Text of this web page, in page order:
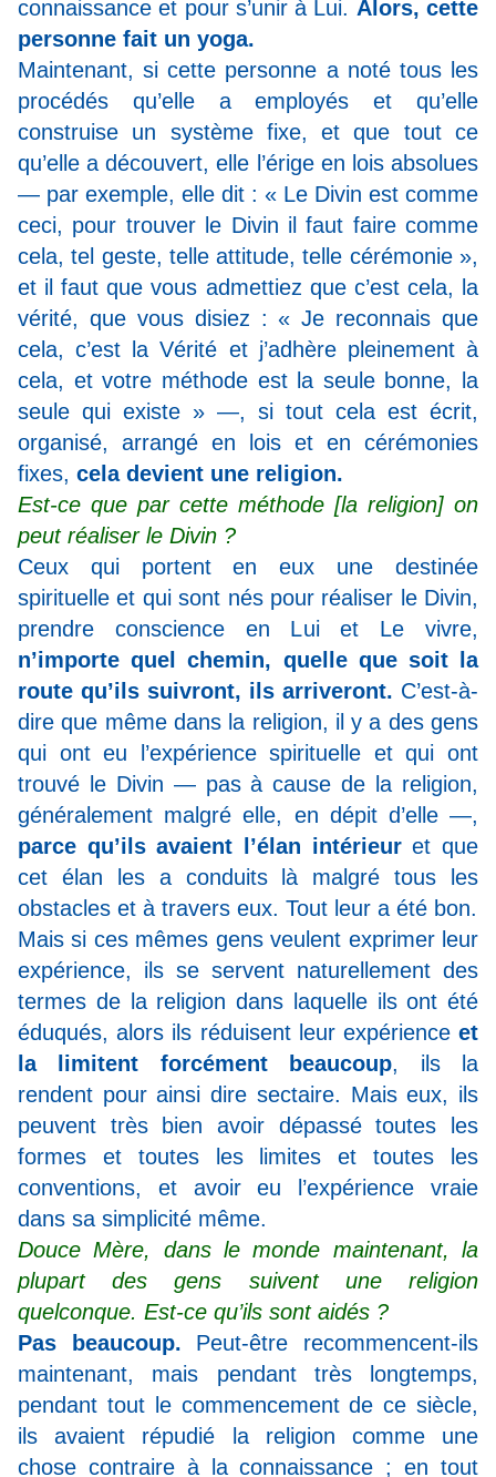
connaissance et pour s’unir à Lui. Alors, cette
personne fait un yoga.
Maintenant, si cette personne a noté tous les
procédés qu’elle a employés et qu’elle
construise un système fixe, et que tout ce
qu’elle a découvert, elle l’érige en lois absolues
— par exemple, elle dit : « Le Divin est comme
ceci, pour trouver le Divin il faut faire comme
cela, tel geste, telle attitude, telle cérémonie »,
et il faut que vous admettiez que c’est cela, la
vérité, que vous disiez : « Je reconnais que
cela, c’est la Vérité et j’adhère pleinement à
cela, et votre méthode est la seule bonne, la
seule qui existe » —, si tout cela est écrit,
organisé, arrangé en lois et en cérémonies
fixes, cela devient une religion.
Est-ce que par cette méthode [la religion] on
peut réaliser le Divin ?
Ceux qui portent en eux une destinée
spirituelle et qui sont nés pour réaliser le Divin,
prendre conscience en Lui et Le vivre,
n’importe quel chemin, quelle que soit la
route qu’ils suivront, ils arriveront. C’est-à-
dire que même dans la religion, il y a des gens
qui ont eu l’expérience spirituelle et qui ont
trouvé le Divin — pas à cause de la religion,
généralement malgré elle, en dépit d’elle —,
parce qu’ils avaient l’élan intérieuret que
cet élan les a conduits là malgré tous les
obstacles et à travers eux. Tout leur a été bon.
Mais si ces mêmes gens veulent exprimer leur
expérience, ils se servent naturellement des
termes de la religion dans laquelle ils ont été
éduqués, alors ils réduisent leur expérience et
la limitent forcément beaucoup, ils la
rendent pour ainsi dire sectaire. Mais eux, ils
peuvent très bien avoir dépassé toutes les
formes et toutes les limites et toutes les
conventions, et avoir eu l’expérience vraie
dans sa simplicité même.
Douce Mère, dans le monde maintenant, la
plupart des gens suivent une religion
quelconque. Est-ce qu’ils sont aidés ?
Pas beaucoup. Peut-être recommencent-ils
maintenant, mais pendant très longtemps,
pendant tout le commencement de ce siècle,
ils avaient répudié la religion comme une
chose contraire à la connaissance ; en tout